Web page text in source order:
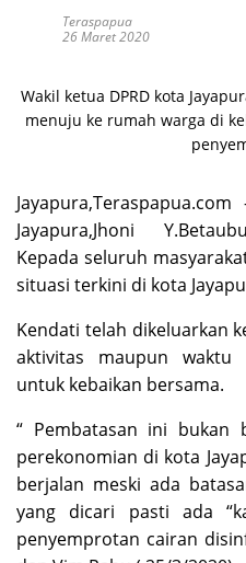
Teraspapua
26 Maret 2020
Wakil ketua DPRD kota
menuju ke rumah warga di
Jayapura,Jhoni
Kepada seluruh
situasi terkini di kota
Kendati telah dikeluarkan
aktivitas maupun waktu
untuk kebaikan bersama.
“ Pembatasan ini bukan
perekonomian di kota
berjalan meski ada
yang dicari pasti ada
penyemprotan cairan